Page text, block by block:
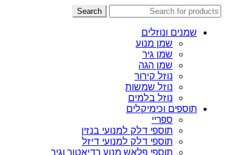
Search
שמנים ונוזלים
שמן מנוע
שמן גיר
שמן הגה
נוזל קירור
נוזל שמשות
נוזל בלמים
תוספים וכימיקלים
ספריי
תוספי דלק למנועי בנזין
תוספי דלק למנועי דיזל
תוספי פלאש מנוע רדיאטור וגיר